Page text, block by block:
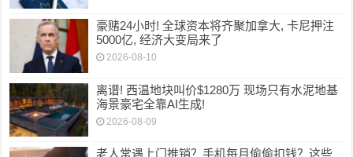
豪赌24小时! 全球资本将齐聚加拿大, 卡尼押注
5000亿, 经济大变局来了
2026-08-10
离谱! 西温地块叫价$1280万 现场只有水泥地基
海景豪宅全靠AI生成!
2026-08-09
老人常遇上门推销？手机每月偷偷扣钱？这些